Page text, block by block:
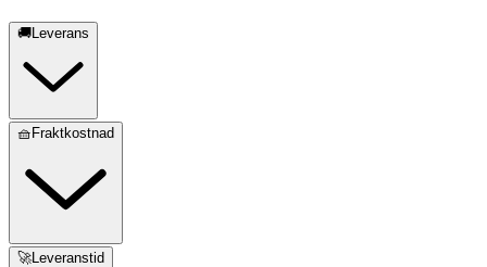
🚚Leverans
🧺Fraktkostnad
🚀Leveranstid